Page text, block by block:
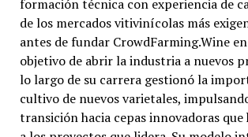
formación técnica con experiencia de
de los mercados vitivinícolas más
antes de fundar CrowdFarming.Wine
objetivo de abrir la industria a nuevos
lo largo de su carrera gestionó la
cultivo de nuevos varietales,
transición hacia cepas innovadoras